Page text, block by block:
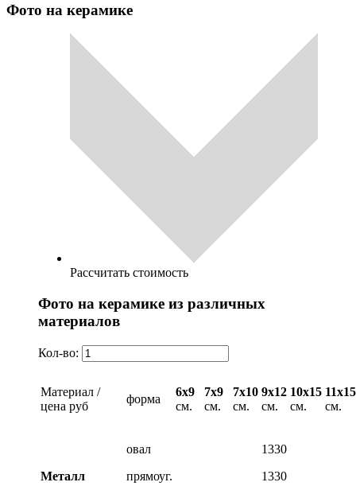
Фото на керамике
Рассчитать стоимость
Фото на керамике из различных
материалов
Кол-во:
Материал /
цена руб
форма
6х9
см.
7х9
см.
7х10
см.
9х12
см.
10х15
см.
11х15
см.
Металл
овал
прямоуг.
1330
1330